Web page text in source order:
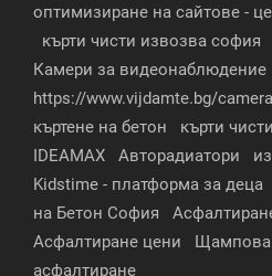
оптимизиране на сайтове -
кърти чисти извозва софия
Камери за видеонаблюдение
https://www.vijdamte.bg/
къртене на бетон
кърти
IDEAMAX
Авторадиатори
Kidstime - платформа за деца
на Бетон София
Асфалтиране цени
асфалтиране